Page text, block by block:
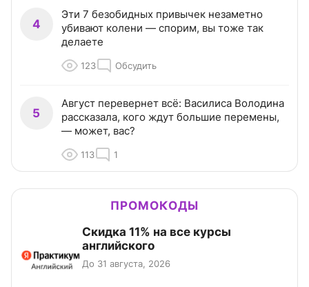
4
Эти 7 безобидных привычек незаметно
убивают колени — спорим, вы тоже так
делаете
123 Обсудить
5
Август перевернет всё: Василиса Володина
рассказала, кого ждут большие перемены,
— может, вас?
113 1
ПРОМОКОДЫ
Скидка 11% на все курсы
английского
До 31 августа, 2026